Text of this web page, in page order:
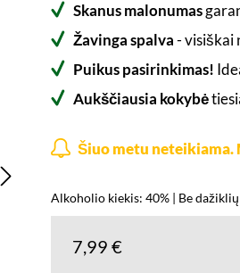
Skanus malonumas
Žavinga spalva- visiškai
Puikus pasirinkimas!
Aukščiausia kokybė
Šiuo metu neteikiama.
Alkoholio kiekis: 40% | Be dažiklių
7,99 €